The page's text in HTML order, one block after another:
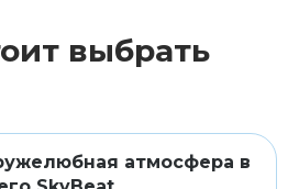
подарки
выбрать
атмосфера в